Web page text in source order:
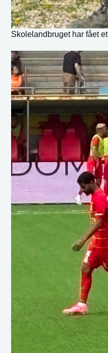
Skolelandbruget har fået